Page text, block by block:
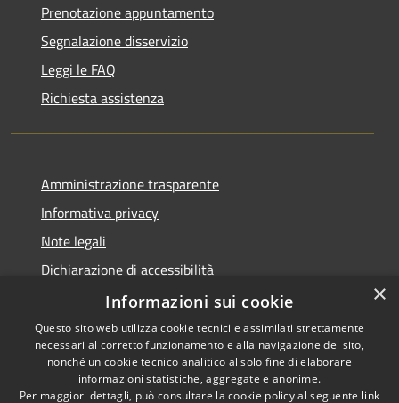
Prenotazione appuntamento
Segnalazione disservizio
Leggi le FAQ
Richiesta assistenza
Amministrazione trasparente
Informativa privacy
Note legali
Dichiarazione di accessibilità
Statistica accessi
RSS
Copyright © 2026 • Comune di
×
Informazioni sui cookie
Questo sito web utilizza cookie tecnici e assimilati strettamente
necessari al corretto funzionamento e alla navigazione del sito,
nonché un cookie tecnico analitico al solo fine di elaborare
informazioni statistiche, aggregate e anonime.
Per maggiori dettagli, può consultare la cookie policy al seguente link